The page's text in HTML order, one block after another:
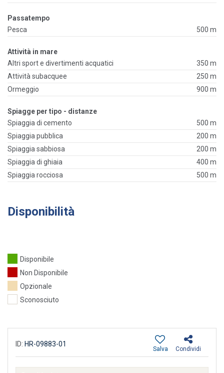
Passatempo
Pesca
500 m
Attività in mare
Altri sport e divertimenti acquatici
350 m
Attività subacquee
250 m
Ormeggio
900 m
Spiagge per tipo - distanze
Spiaggia di cemento
500 m
Spiaggia pubblica
200 m
Spiaggia sabbiosa
200 m
Spiaggia di ghiaia
400 m
Spiaggia rocciosa
500 m
Disponibilità
Disponibile
Non Disponibile
Opzionale
Sconosciuto
ID: HR-09883-01
Condividi
Salva